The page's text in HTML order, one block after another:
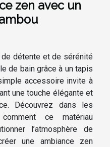
zen avec un
détente et de sérénité
de bain grâce à un tapis
accessoire invite à
une touche élégante et
Découvrez dans les
ce matériau
l’atmosphère de
une ambiance zen